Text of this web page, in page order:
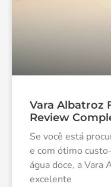
Vara Albatroz
Review
Se você está
e com ótimo
água doce, a Vara
excelente